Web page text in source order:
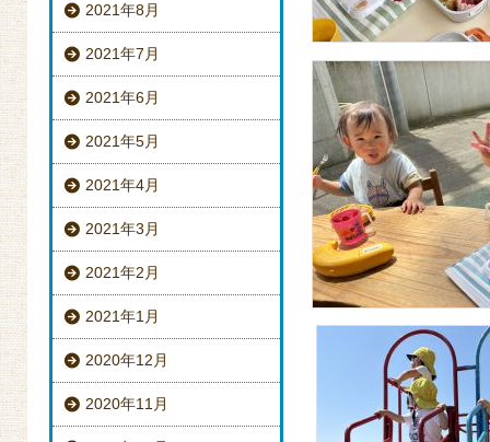
2021年8月
2021年7月
2021年6月
2021年5月
2021年4月
2021年3月
2021年2月
2021年1月
2020年12月
2020年11月